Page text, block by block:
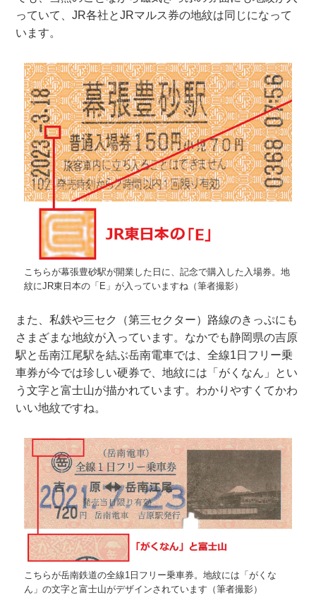
っていて、JR各社とJRマルス券の地紋は同じになって
います。
こちらが幕張豊砂駅が開業した日に、記念で購入した入場券。地
紋にJR東日本の「E」が入っていますね（筆者撮影）
また、私鉄や三セク（第三セクター）路線のきっぷにも
さまざまな地紋が入っています。なかでも静岡県の吉原
駅と岳南江尾駅を結ぶ岳南電車では、全線1日フリー乗
車券が今では珍しい硬券で、地紋には「がくなん」とい
う文字と富士山が描かれています。わかりやすくてかわ
いい地紋ですね。
こちらが岳南鉄道の全線1日フリー乗車券。地紋には「がくな
ん」の文字と富士山がデザインされています（筆者撮影）